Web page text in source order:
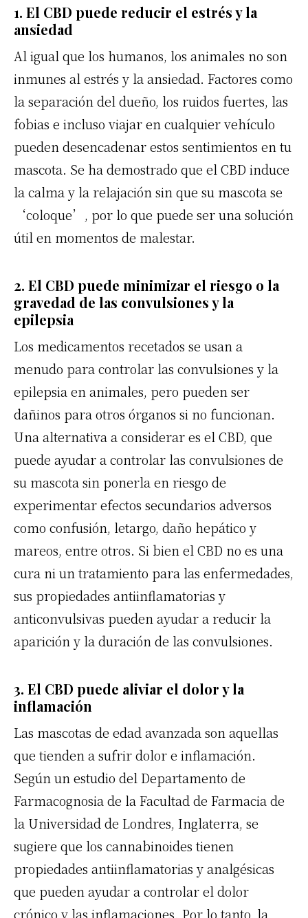
1. El CBD puede reducir el estrés y la
ansiedad
Al igual que los humanos, los animales no son
inmunes al estrés y la ansiedad. Factores como
la separación del dueño, los ruidos fuertes, las
fobias e incluso viajar en cualquier vehículo
pueden desencadenar estos sentimientos en tu
mascota. Se ha demostrado que el CBD induce
la calma y la relajación sin que su mascota se
‘coloque’, por lo que puede ser una solución
útil en momentos de malestar.
2. El CBD puede minimizar el riesgo o la
gravedad de las convulsiones y la
epilepsia
Los medicamentos recetados se usan a
menudo para controlar las convulsiones y la
epilepsia en animales, pero pueden ser
dañinos para otros órganos si no funcionan.
Una alternativa a considerar es el CBD, que
puede ayudar a controlar las convulsiones de
su mascota sin ponerla en riesgo de
experimentar efectos secundarios adversos
como confusión, letargo, daño hepático y
mareos, entre otros. Si bien el CBD no es una
cura ni un tratamiento para las enfermedades,
sus propiedades antiinflamatorias y
anticonvulsivas pueden ayudar a reducir la
aparición y la duración de las convulsiones.
3. El CBD puede aliviar el dolor y la
inflamación
Las mascotas de edad avanzada son aquellas
que tienden a sufrir dolor e inflamación.
Según un estudio del Departamento de
Farmacognosia de la Facultad de Farmacia de
la Universidad de Londres, Inglaterra, se
sugiere que los cannabinoides tienen
propiedades antiinflamatorias y analgésicas
que pueden ayudar a controlar el dolor
crónico y las inflamaciones. Por lo tanto, la